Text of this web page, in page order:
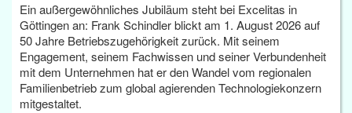
Ein außergewöhnliches Jubiläum steht bei Excelitas in
Göttingen an: Frank Schindler blickt am 1. August 2026 auf
50 Jahre Betriebszugehörigkeit zurück. Mit seinem
Engagement, seinem Fachwissen und seiner Verbundenheit
mit dem Unternehmen hat er den Wandel vom regionalen
Familienbetrieb zum global agierenden Technologiekonzern
mitgestaltet.